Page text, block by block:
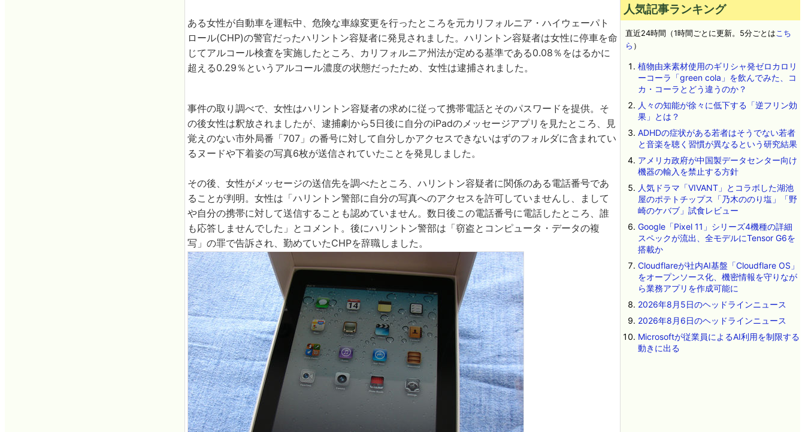
ある女性が自動車を運転中、危険な車線変更を行ったところを元カリフォルニア・ハイウェーパト
ロール(CHP)の警官だったハリントン容疑者に発見されました。ハリントン容疑者は女性に停車を命
じてアルコール検査を実施したところ、カリフォルニア州法が定める基準である0.08％をはるかに
超える0.29％というアルコール濃度の状態だったため、女性は逮捕されました。
事件の取り調べで、女性はハリントン容疑者の求めに従って携帯電話とそのパスワードを提供。そ
の後女性は釈放されましたが、逮捕劇から5日後に自分のiPadのメッセージアプリを見たところ、見
覚えのない市外局番「707」の番号に対して自分しかアクセスできないはずのフォルダに含まれてい
るヌードや下着姿の写真6枚が送信されていたことを発見しました。
その後、女性がメッセージの送信先を調べたところ、ハリントン容疑者に関係のある電話番号であ
ることが判明。女性は「ハリントン警部に自分の写真へのアクセスを許可していませんし、まして
や自分の携帯に対して送信することも認めていません。数日後この電話番号に電話したところ、誰
も応答しませんでした」とコメント。後にハリントン警部は「窃盗とコンピュータ・データの複
写」の罪で告訴され、勤めていたCHPを辞職しました。
人気記事ランキング
直近24時間（1時間ごとに更新。5分ごとはこち
ら ）
植物由来素材使用のギリシャ発ゼロカロリ
ーコーラ「green cola」を飲んでみた、コ
カ・コーラとどう違うのか？
人々の知能が徐々に低下する「逆フリン効
果」とは？
ADHDの症状がある若者はそうでない若者
と音楽を聴く習慣が異なるという研究結果
アメリカ政府が中国製データセンター向け
機器の輸入を禁止する方針
人気ドラマ「VIVANT」とコラボした湖池
屋のポテトチップス「乃木ののり塩」「野
崎のケバブ」試食レビュー
Google「Pixel 11」シリーズ4機種の詳細
スペックが流出、全モデルにTensor G6を
搭載か
Cloudflareが社内AI基盤「Cloudflare OS」
をオープンソース化、機密情報を守りなが
ら業務アプリを作成可能に
2026年8月5日のヘッドラインニュース
2026年8月6日のヘッドラインニュース
Microsoftが従業員によるAI利用を制限する
動きに出る